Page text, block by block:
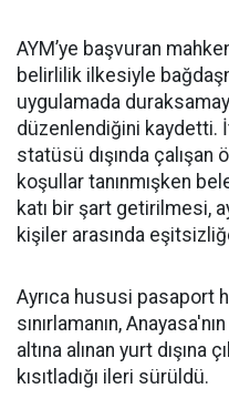
AYM’ye başvuran
belirlilik ilkesiyle
uygulamada
düzenlendiğini kaydetti.
statüsü dışında
koşullar tanınmışken
katı bir şart getirilmesi,
kişiler arasında
Ayrıca hususi pasaport
sınırlamanın,
altına alınan yurt
kısıtladığı ileri sürüldü.